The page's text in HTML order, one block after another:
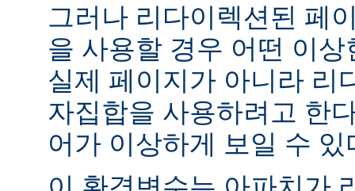
그러나 리다이렉션된 페
을 사용할 경우 어떤 이
실제 페이지가 아니라 리
자집합을 사용하려고 한
어가 이상하게 보일 수 있